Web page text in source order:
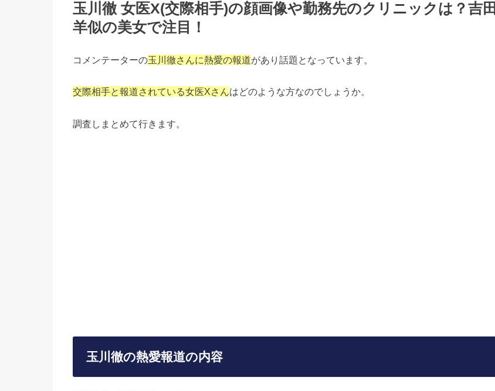
玉川徹 女医X(交際相手)の顔画像や勤務先のクリニックは？吉田
羊似の美女で注目！
コメンテーターの玉川徹さんに熱愛の報道があり話題となっています。
交際相手と報道されている女医Xさんはどのような方なのでしょうか。
調査しまとめて行きます。
玉川徹の熱愛報道の内容